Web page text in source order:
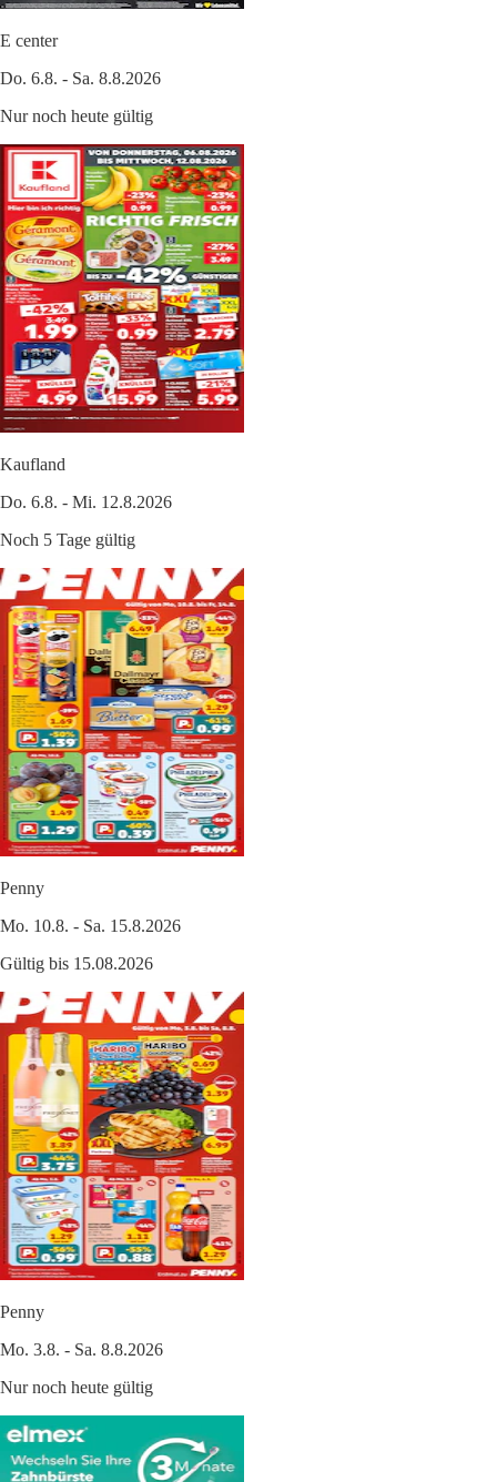
E center
Do. 6.8. - Sa. 8.8.2026
Nur noch heute gültig
Kaufland
Do. 6.8. - Mi. 12.8.2026
Noch 5 Tage gültig
Penny
Mo. 10.8. - Sa. 15.8.2026
Gültig bis 15.08.2026
Penny
Mo. 3.8. - Sa. 8.8.2026
Nur noch heute gültig